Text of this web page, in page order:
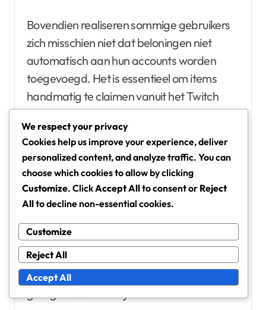
Bovendien realiseren sommige gebruikers
zich misschien niet dat beloningen niet
automatisch aan hun accounts worden
toegevoegd. Het is essentieel om items
handmatig te claimen vanuit het Twitch
Drops-meldingsgebied om ervoor te
zorgen dat ze correct aan je account
worden gecrediteerd.
Om je inventaris effectief te beheren,
overweeg dan om herinneringen in te
stellen om te controleren op nieuwe
beloningen en deze snel te claimen. Het
bijhouden van een checklist van geclaimde
en niet-geclaimde items kan je ook helpen
We respect your privacy
Cookies help us improve your experience, deliver
personalized content, and analyze traffic. You can
choose which cookies to allow by clicking
Customize. ClickAccept Allto consent or Reject
Allto decline non-essential cookies.
Customize
Reject All
Accept All